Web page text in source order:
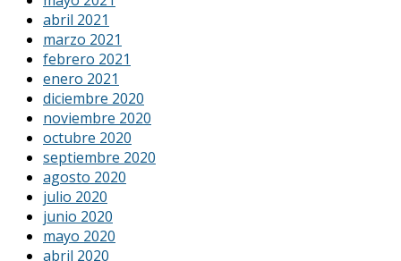
abril 2021
marzo 2021
febrero 2021
enero 2021
diciembre 2020
noviembre 2020
octubre 2020
septiembre 2020
agosto 2020
julio 2020
junio 2020
mayo 2020
abril 2020